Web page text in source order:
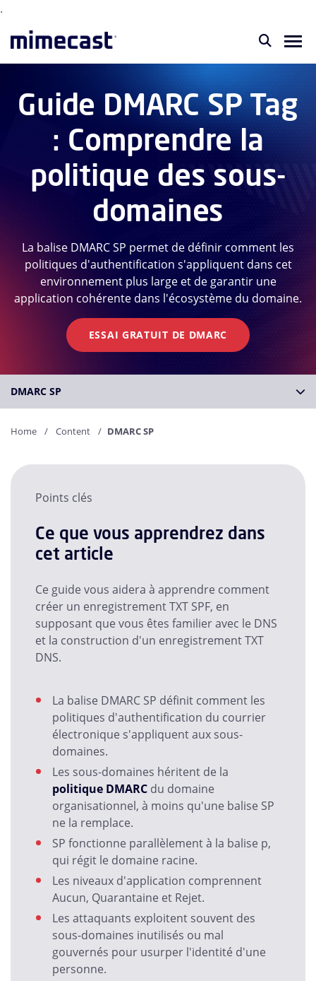
.
Guide DMARC SP Tag
: Comprendre la
politique des sous-
domaines
La balise DMARC SP permet de définir comment les
politiques d'authentification s'appliquent dans cet
environnement plus large et de garantir une
application cohérente dans l'écosystème du domaine.
ESSAI GRATUIT DE DMARC
DMARC SP
Home Content DMARC SP
Points clés
Ce que vous apprendrez dans
cet article
Ce guide vous aidera à apprendre comment
créer un enregistrement TXT SPF, en
supposant que vous êtes familier avec le DNS
et la construction d'un enregistrement TXT
DNS.
La balise DMARC SP définit comment les
politiques d'authentification du courrier
électronique s'appliquent aux sous-
domaines.
Les sous-domaines héritent de la
politique DMARC du domaine
organisationnel, à moins qu'une balise SP
ne la remplace.
SP fonctionne parallèlement à la balise p,
qui régit le domaine racine.
Les niveaux d'application comprennent
Aucun, Quarantaine et Rejet.
Les attaquants exploitent souvent des
sous-domaines inutilisés ou mal
gouvernés pour usurper l'identité d'une
personne.